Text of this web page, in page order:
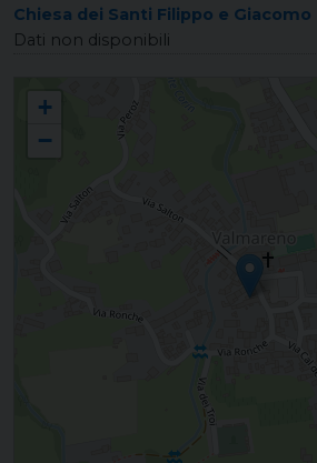
Chiesa dei Santi Filippo e Giacomo
Dati non disponibili
+
−